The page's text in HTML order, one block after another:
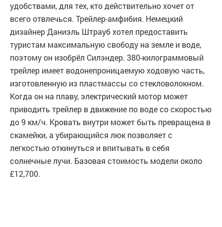
удобствами, для тех, кто действительно хочет от
всего отвлечься. Трейлер-амфибия. Немецкий
дизайнер Даниэль Штрауб хотел предоставить
туристам максимальную свободу на земле и воде,
поэтому он изобрёл Силэндер. 380-килограммовый
трейлер имеет водонепроницаемую ходовую часть,
изготовленную из пластмассы со стекловолокном.
Когда он на плаву, электрический мотор может
приводить трейлер в движение по воде со скоростью
до 9 км/ч. Кровать внутри может быть превращена в
скамейки, а убирающийся люк позволяет с
легкостью откинуться и впитывать в себя
солнечные лучи. Базовая стоимость модели около
£12,700.